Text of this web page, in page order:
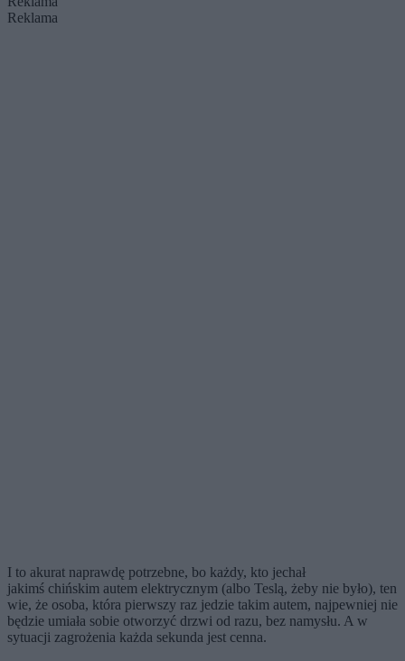
Reklama
I to akurat naprawdę potrzebne, bo każdy, kto jechał
jakimś chińskim autem elektrycznym (albo Teslą, żeby nie było), ten
wie, że osoba, która pierwszy raz jedzie takim autem, najpewniej nie
będzie umiała sobie otworzyć drzwi od razu, bez namysłu. A w
sytuacji zagrożenia każda sekunda jest cenna.